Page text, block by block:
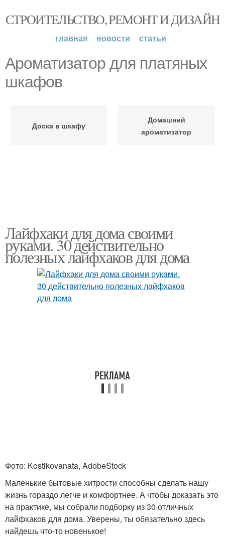
СТРОИТЕЛЬСТВО, РЕМОНТ И ДИЗАЙН
главная новости статьи
Ароматизатор для платяных
шкафов
Доска в шкафу
Домашний
ароматизатор
Лайфхаки для дома своими
руками. 30 действительно
полезных лайфхаков для дома
Фото: Kostikovanata, AdobeStock
Маленькие бытовые хитрости способны сделать нашу
жизнь гораздо легче и комфортнее. А чтобы доказать это
на практике, мы собрали подборку из 30 отличных
лайфхаков для дома. Уверены, ты обязательно здесь
найдешь что-то новенькое!